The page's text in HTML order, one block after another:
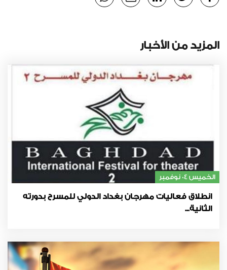
المزيد من الأخبار
الخميس 04 نوفمبر
انطلاق فعاليات مهرجان بغداد الدولي للمسرح بدورته
الثانية...